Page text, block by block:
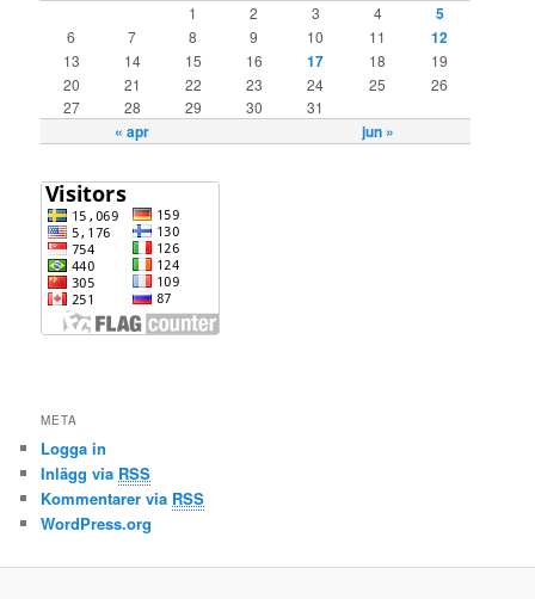
« apr jun »
1 2 3 4 5
6 7 8 9 10 11 12
13 14 15 16 17 18
19
20
21 22 23 24 25
26
27
28 29 30 31
META
Logga in
Inlägg via RSS
Kommentarer via RSS
WordPress.org